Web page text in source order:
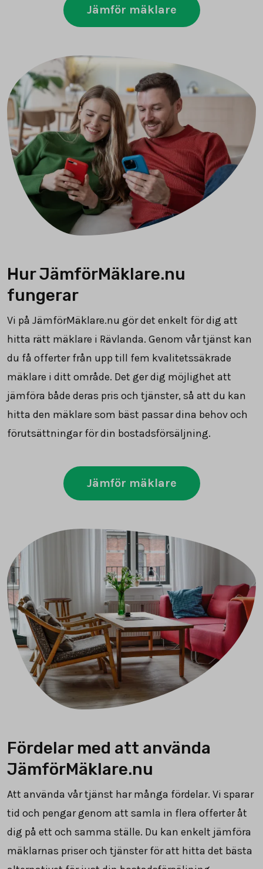
Jämför mäklare
Hur JämförMäklare.nu
fungerar
Vi på JämförMäklare.nu gör det enkelt för dig att
hitta rätt mäklare i Rävlanda. Genom vår tjänst kan
du få offerter från upp till fem kvalitetssäkrade
mäklare i ditt område. Det ger dig möjlighet att
jämföra både deras pris och tjänster, så att du kan
hitta den mäklare som bäst passar dina behov och
förutsättningar för din bostadsförsäljning.
Jämför mäklare
Fördelar med att använda
JämförMäklare.nu
Att använda vår tjänst har många fördelar. Vi sparar
tid och pengar genom att samla in flera offerter åt
dig på ett och samma ställe. Du kan enkelt jämföra
mäklarnas priser och tjänster för att hitta det bästa